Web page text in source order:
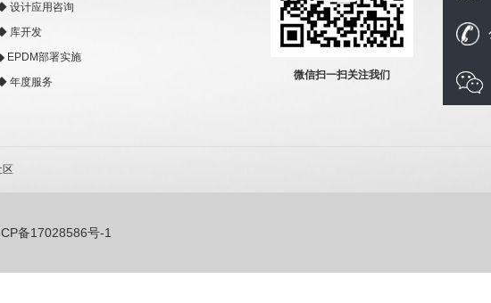
设计应用咨询
库开发
EPDM部署实施
年度服务
微信扫一扫关注我们
区
备17028586号-1